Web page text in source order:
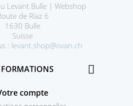
Levant Bulle | Webshop
de Riaz 6
1630 Bulle
Suisse
: levant.shop@ovan.ch

compte